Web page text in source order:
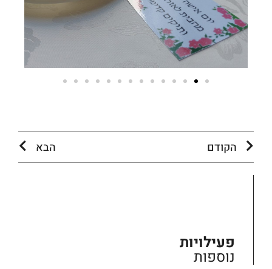
הקודם הבא
פעילויות
נוספות